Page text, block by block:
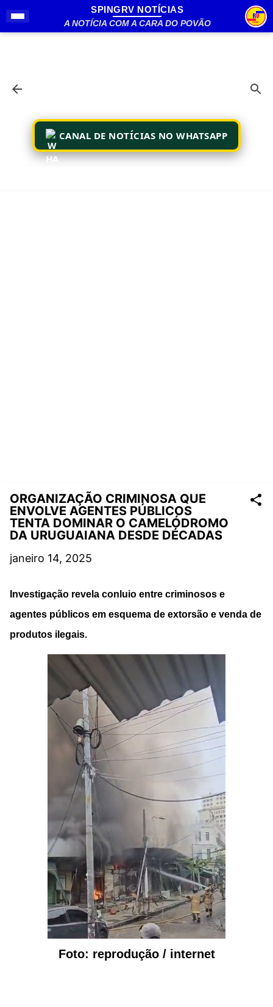
Pular para o conteúdo principal
SPINGRV NOTÍCIAS
A NOTÍCIA COM A CARA DO POVÃO
CANAL DE NOTÍCIAS NO WHATSAPP
ORGANIZAÇÃO CRIMINOSA QUE
ENVOLVE AGENTES PÚBLICOS
TENTA DOMINAR O CAMELÓDROMO
DA URUGUAIANA DESDE DÉCADAS
janeiro 14, 2025
Investigação revela conluio entre criminosos e
agentes públicos em esquema de extorsão e venda de
produtos ilegais.
Foto: reprodução / internet